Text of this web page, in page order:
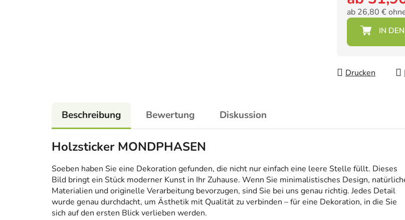
ab 26,80 €
Verkaufspreis:
Drucken
Beschreibung Bewertung Diskussion
Holzsticker MONDPHASEN
Soeben haben Sie eine Dekoration gefunden, die nicht nur einfach eine leere Stelle füllt. Dieses
Bild bringt ein Stück moderner Kunst in Ihr Zuhause. Wenn Sie minimalistisches Design,
Materialien und originelle Verarbeitung bevorzugen, sind Sie bei uns genau richtig. Jedes Detail
wurde genau durchdacht, um Ästhetik mit Qualität zu verbinden – für eine Dekoration, in die Sie
sich auf den ersten Blick verlieben werden.